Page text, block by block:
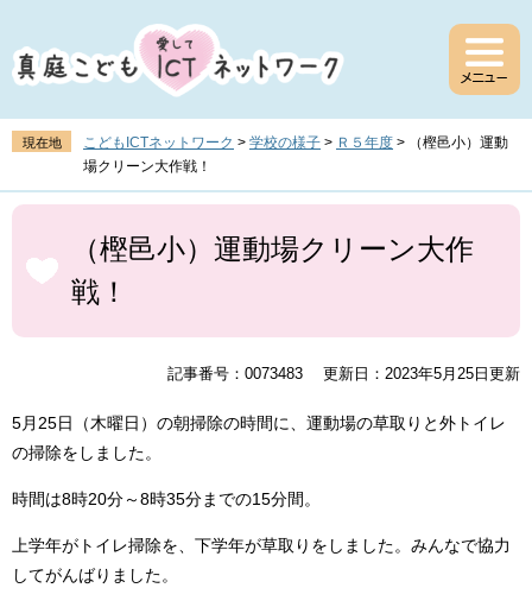
ジ
の
頭
す
。
ュ
ー
飛
し
て
現在地 こどもICTネットワーク > 学校の様子 > Ｒ５年度 >
（樫邑小）運動
場クリーン大作戦！
本
（樫邑小）運動場クリーン大作
戦！
記事番号：0073483 更新日：2023年5月25日更新
5月25日（木曜日）の朝掃除の時間に、運動場の草取りと外トイレ
の掃除をしました。
時間は8時20分～8時35分までの15分間。
上学年がトイレ掃除を、下学年が草取りをしました。みんなで協力
してがんばりました。